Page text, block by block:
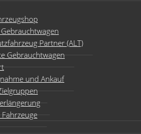
Partner (ALT)
Gebrauchtwagen
und Ankauf